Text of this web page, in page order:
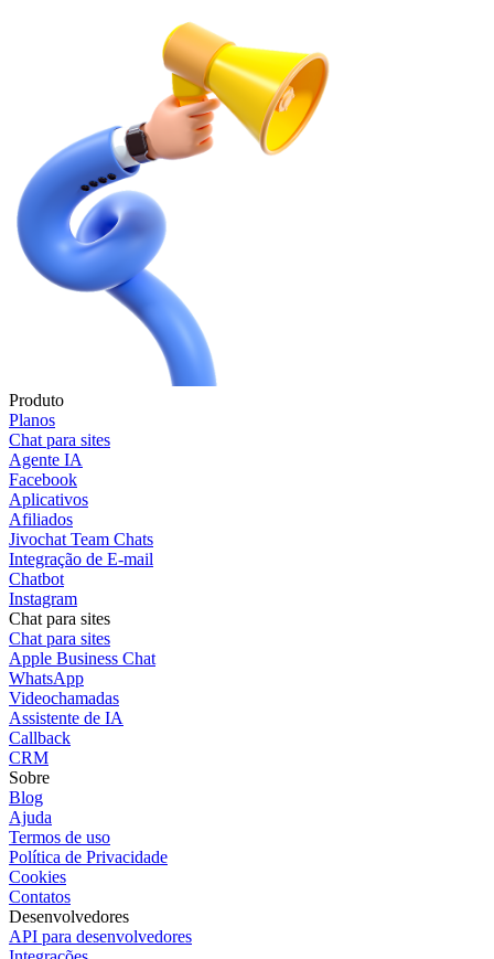
Produto
Planos
Chat para sites
Agente IA
Facebook
Aplicativos
Afiliados
Jivochat Team Chats
Integração de E-mail
Chatbot
Instagram
Chat para sites
Chat para sites
Apple Business Chat
WhatsApp
Videochamadas
Assistente de IA
Callback
CRM
Sobre
Blog
Ajuda
Termos de uso
Política de Privacidade
Cookies
Contatos
Desenvolvedores
API para desenvolvedores